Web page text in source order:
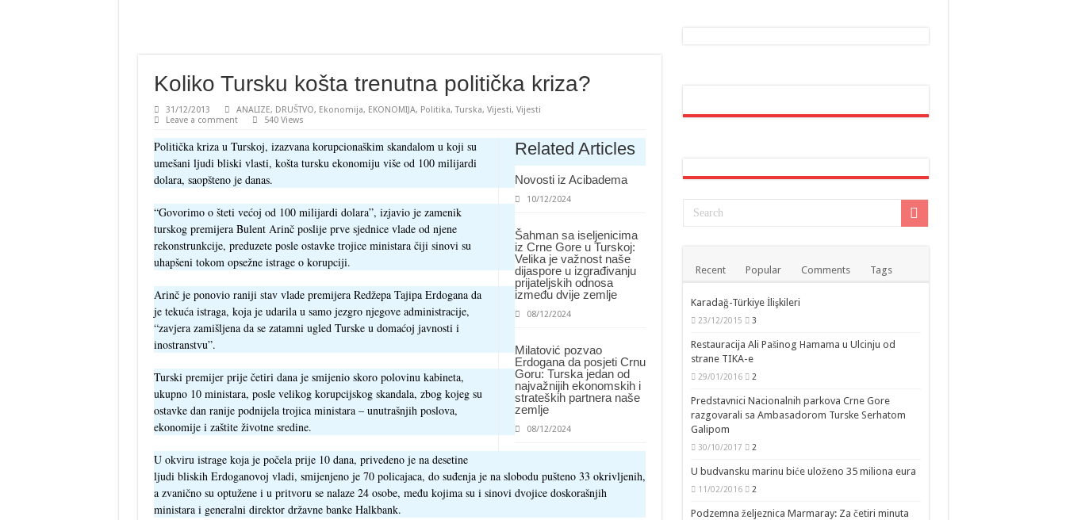
Koliko Tursku košta trenutna politička kriza?
31/12/2013 ANALIZE, DRUŠTVO, Ekonomija, EKONOMIJA, Politika,Turska, Vijesti, Vijesti
Leave a comment
540 Views
Related Articles
Novosti iz Acibadema
10/12/2024
Šahman sa iseljenicima
iz Crne Gore u Turskoj:
Velika je važnost naše
dijaspore u izgrađivanju
prijateljskih odnosa
između dvije zemlje
08/12/2024
Milatović pozvao
Erdogana da posjeti Crnu
Goru: Turska jedan od
najvažnijih ekonomskih i
strateških partnera naše
zemlje
08/12/2024
Politička kriza u Turskoj, izazvana korupcionaškim skandalom u koji su
umešani ljudi bliski vlasti, košta tursku ekonomiju više od 100 milijardi
dolara, saopšteno je danas.
“Govorimo o šteti većoj od 100 milijardi dolara”, izjavio je zamenik
turskog premijera Bulent Arinč poslije prve sjednice vlade od njene
rekonstrunkcije, preduzete posle ostavke trojice ministara čiji sinovi su
uhapšeni tokom opsežne istrage o korupciji.
Arinč je ponovio raniji stav vlade premijera Redžepa Tajipa Erdogana da
je tekuća istraga, koja je udarila u samo jezgro njegove administracije,
“zavjera zamišljena da se zatamni ugled Turske u domaćoj javnosti i
inostranstvu”.
Turski premijer prije četiri dana je smijenio skoro polovinu kabineta,
ukupno 10 ministara, posle velikog korupcijskog skandala, zbog kojeg su
ostavke dan ranije podnijela trojica ministara – unutrašnjih poslova,
ekonomije i zaštite životne sredine.
U okviru istrage koja je počela prije 10 dana, privedeno je na desetine
ljudi bliskih Erdoganovoj vladi, smijenjeno je 70 policajaca, do suđenja je na slobodu pušteno 33 okrivljenih,
a zvanično su optužene i u pritvoru se nalaze 24 osobe, među kojima su i sinovi dvojice doskorašnjih
ministara i generalni direktor državne banke Halkbank.
Recent Popular Comments Tags
Karadağ-Türkiye İlişkileri
23/12/2015 3
Restauracija Ali Pašinog Hamama u Ulcinju od
strane TIKA-e
29/01/2016 2
Predstavnici Nacionalnih parkova Crne Gore
razgovarali sa Ambasadorom Turske Serhatom
Galipom
30/10/2017 2
U budvansku marinu biće uloženo 35 miliona eura
11/02/2016 2
Podzemna željeznica Marmaray: Za četiri minuta